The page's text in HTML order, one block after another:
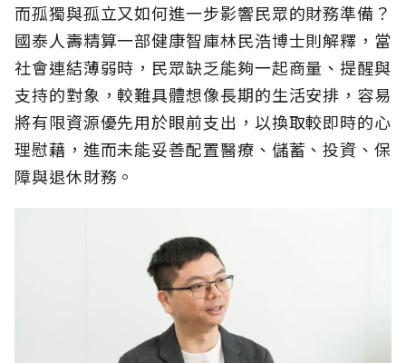
而孤獨與孤立又如何進一步影響民眾的財務準備？
國泰人壽精算一部健康智庫林民浩博士則解釋，當
社會連結薄弱時，民眾缺乏能夠一起商量、提醒與
支持的對象，較難具體想像長期的生活安排，容易
將有限資源優先用於眼前支出，以換取較即時的心
理慰藉，進而未能妥善配置醫療、儲蓄、投資、保
障與退休財務。